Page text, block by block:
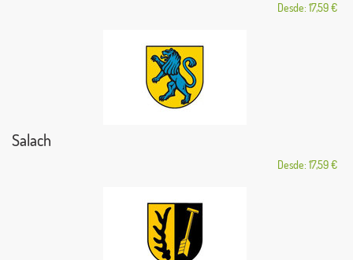
Desde: 17,59 €
Salach
Desde: 17,59 €